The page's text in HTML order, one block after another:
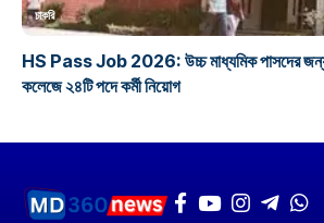
চাকরি
HS Pass Job 2026: উচ্চ মাধ্যমিক পাসদের জন্য
কলেজে ২৪টি পদে কর্মী নিয়োগ